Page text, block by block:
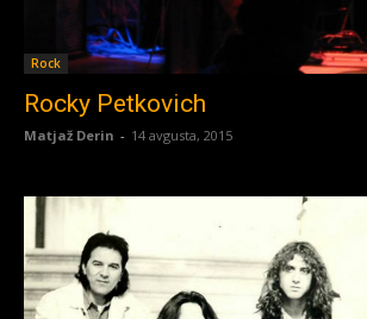
Rock
Rocky Petkovich
Matjaž Derin - 14 avgusta, 2015